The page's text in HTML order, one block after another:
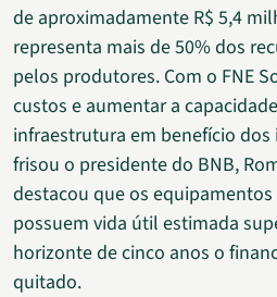
de aproximadamente R$ 5,4
representa mais de 50% dos
pelos produtores. Com o FNE
custos e aumentar a
infraestrutura em benefício dos
frisou o presidente do BNB,
destacou que os
possuem vida útil estimada
horizonte de cinco anos o
quitado.